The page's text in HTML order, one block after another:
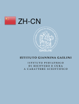
ZH-CN